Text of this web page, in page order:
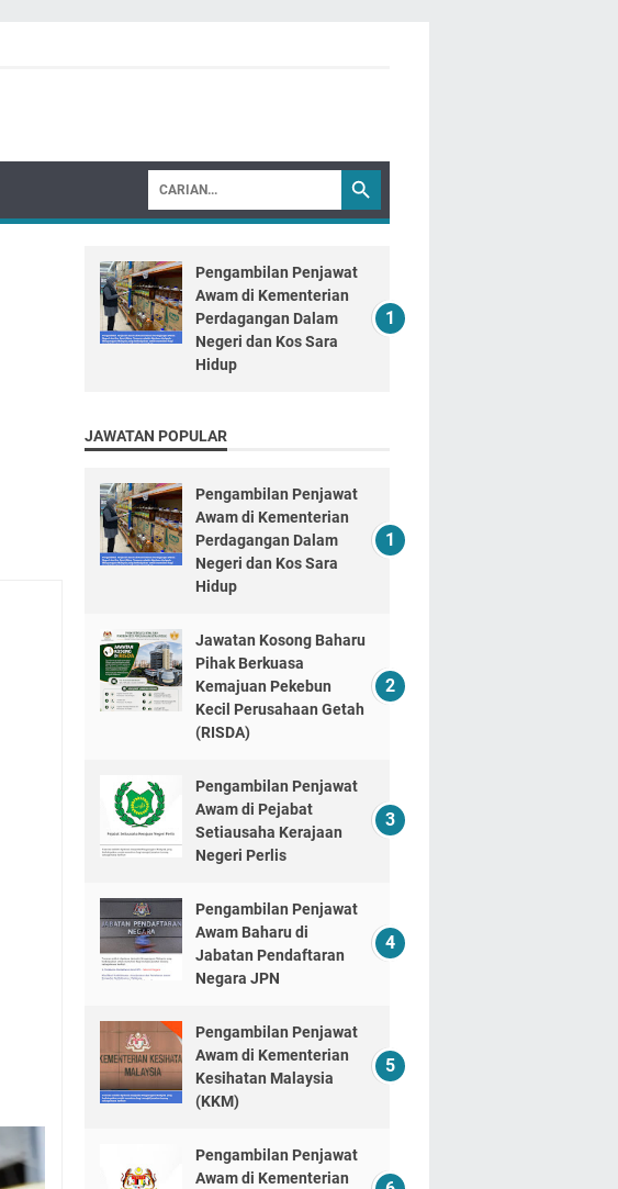
Pengambilan Penjawat
Awam di Kementerian
Perdagangan Dalam
Negeri dan Kos Sara
Hidup
JAWATAN POPULAR
Pengambilan Penjawat
Awam di Kementerian
Perdagangan Dalam
Negeri dan Kos Sara
Hidup
Jawatan Kosong Baharu
Pihak Berkuasa
Kemajuan Pekebun
Kecil Perusahaan Getah
(RISDA)
Pengambilan Penjawat
Awam di Pejabat
Setiausaha Kerajaan
Negeri Perlis
Pengambilan Penjawat
Awam Baharu di
Jabatan Pendaftaran
Negara JPN
Pengambilan Penjawat
Awam di Kementerian
Kesihatan Malaysia
(KKM)
Pengambilan Penjawat
Awam di Kementerian